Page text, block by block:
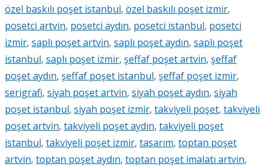
özel baskılı poşet istanbul, özel baskılı poşet izmir,
posetci artvin, posetci aydın, posetci istanbul, posetci
izmir, saplı poşet artvin, saplı poşet aydın, saplı poşet
istanbul, saplı poşet izmir, şeffaf poşet artvin, şeffaf
poşet aydın, şeffaf poşet istanbul, şeffaf poşet izmir,
serigrafi, siyah poşet artvin, siyah poşet aydın, siyah
poşet istanbul, siyah poşet izmir, takviyeli poşet, takviyeli
poşet artvin, takviyeli poşet aydın, takviyeli poşet
istanbul, takviyeli poşet izmir, tasarım, toptan poşet
artvin, toptan poşet aydın, toptan poşet imalatı artvin,